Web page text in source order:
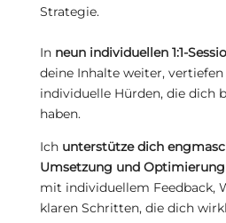
Strategie.
In neun individuellen 1:1-
deine Inhalte weiter,
individuelle Hürden, die dich
haben.
Ich unterstütze dich
Umsetzung und Optimierung
mit individuellem Feedback,
klaren Schritten, die dich